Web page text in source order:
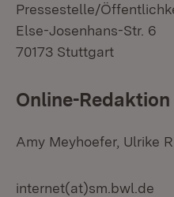
Pressestelle/
Else-Josenhans-Str. 6
70173 Stuttgart
Online-Redaktion
Amy Meyhoefer, Ulrike
internet(at)sm.bwl.de